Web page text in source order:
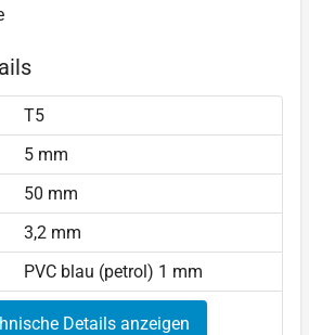
T5
5 mm
50 mm
3,2 mm
PVC blau (petrol) 1 mm
Details anzeigen